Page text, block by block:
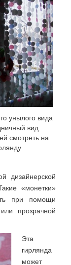
унылого вида
вид.
смотреть на
дизайнерской
«монетки»
при помощи
прозрачной
Эта
гирлянда
может